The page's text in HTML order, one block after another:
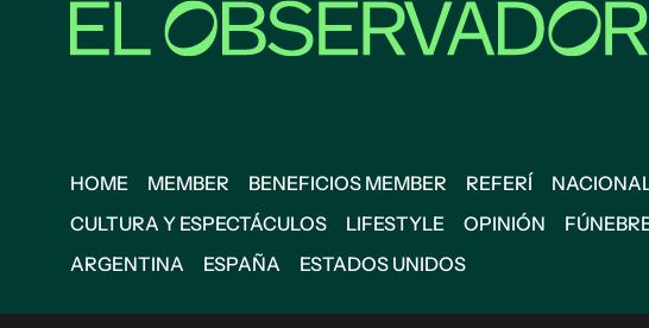
HOME MEMBER BENEFICIOS MEMBER REFERÍ
CULTURA Y ESPECTÁCULOS
LIFESTYLE OPINIÓN
ARGENTINA
ESPAÑA ESTADOS UNIDOS